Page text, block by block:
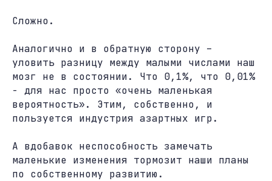
Сложно.
Аналогично и в обратную сторону –
уловить разницу между малыми числами наш
мозг не в состоянии. Что 0,1%, что 0,01%
- для нас просто «очень маленькая
вероятность». Этим, собственно, и
пользуется индустрия азартных игр.
А вдобавок неспособность замечать
маленькие изменения тормозит наши планы
по собственному развитию.